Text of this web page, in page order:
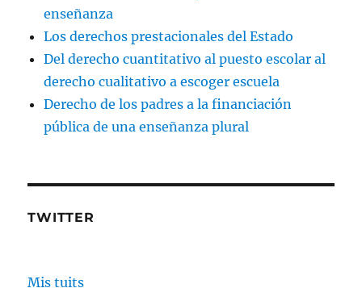
enseñanza
Los derechos prestacionales del Estado
Del derecho cuantitativo al puesto escolar al
derecho cualitativo a escoger escuela
Derecho de los padres a la financiación
pública de una enseñanza plural
TWITTER
Mis tuits